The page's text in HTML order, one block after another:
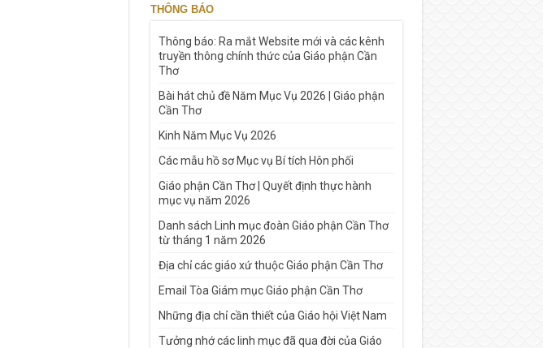
THÔNG BÁO
Thông báo: Ra mắt Website mới và các kênh
truyền thông chính thức của Giáo phận Cần
Thơ
Bài hát chủ đề Năm Mục Vụ 2026 | Giáo phận
Cần Thơ
Kinh Năm Mục Vụ 2026
Các mẫu hồ sơ Mục vụ Bí tích Hôn phối
Giáo phận Cần Thơ | Quyết định thực hành
mục vụ năm 2026
Danh sách Linh mục đoàn Giáo phận Cần Thơ
từ tháng 1 năm 2026
Địa chỉ các giáo xứ thuộc Giáo phận Cần Thơ
Email Tòa Giám mục Giáo phận Cần Thơ
Những địa chỉ cần thiết của Giáo hội Việt Nam
Tưởng nhớ các linh mục đã qua đời của Giáo